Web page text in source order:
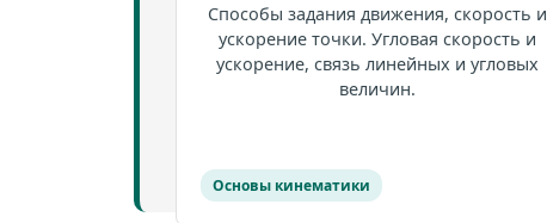
Способы задания движения, скорость и
ускорение точки. Угловая скорость и
ускорение, связь линейных и угловых
величин.
Основы кинематики